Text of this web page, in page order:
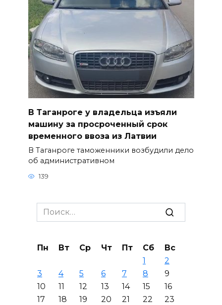
В Таганроге у владельца изъяли
машину за просроченный срок
временного ввоза из Латвии
В Таганроге таможенники возбудили дело
об административном
139
Search
for:
Пн Вт Ср Чт Пт Сб
Вс
1
2
3
4 5 6 7 8
9
10
11 12 13 14 15
16
17
18 19 20 21 22
23